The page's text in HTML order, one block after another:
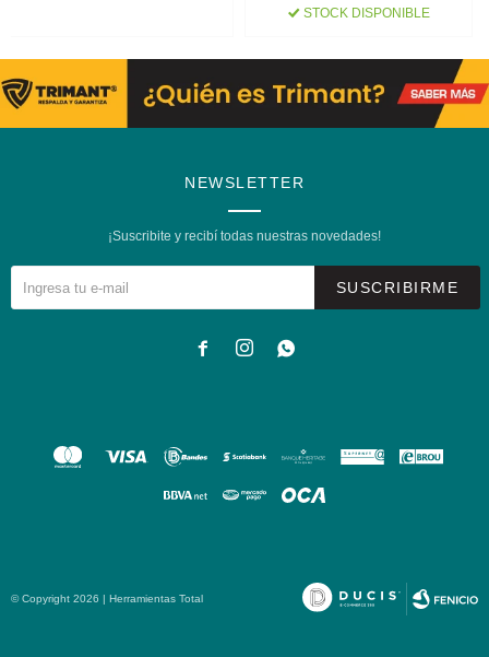
STOCK DISPONIBLE
NEWSLETTER
¡Suscribite y recibí todas nuestras novedades!
SUSCRIBIRME
  
© Copyright 2026 | Herramientas Total